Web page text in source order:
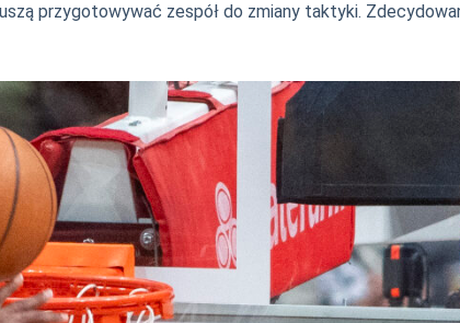
przygotowywać zespół do zmiany taktyki.